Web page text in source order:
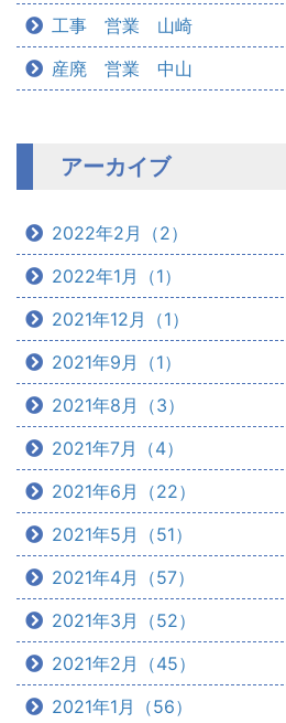
工事 営業 山崎
産廃 営業 中山
アーカイブ
2022年2月（2）
2022年1月（1）
2021年12月（1）
2021年9月（1）
2021年8月（3）
2021年7月（4）
2021年6月（22）
2021年5月（51）
2021年4月（57）
2021年3月（52）
2021年2月（45）
2021年1月（56）